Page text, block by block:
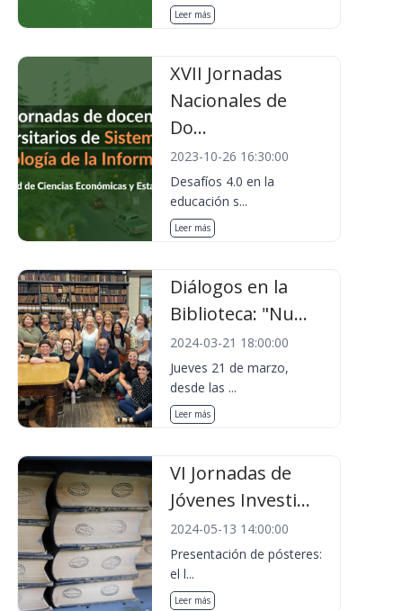
Leer más
XVII Jornadas
Nacionales de
Do...
2023-10-26 16:30:00
Desafíos 4.0 en la
educación s...
Leer más
Diálogos en la
Biblioteca: "Nu...
2024-03-21 18:00:00
Jueves 21 de marzo,
desde las ...
Leer más
VI Jornadas de
Jóvenes Investi...
2024-05-13 14:00:00
Presentación de pósteres:
el l...
Leer más